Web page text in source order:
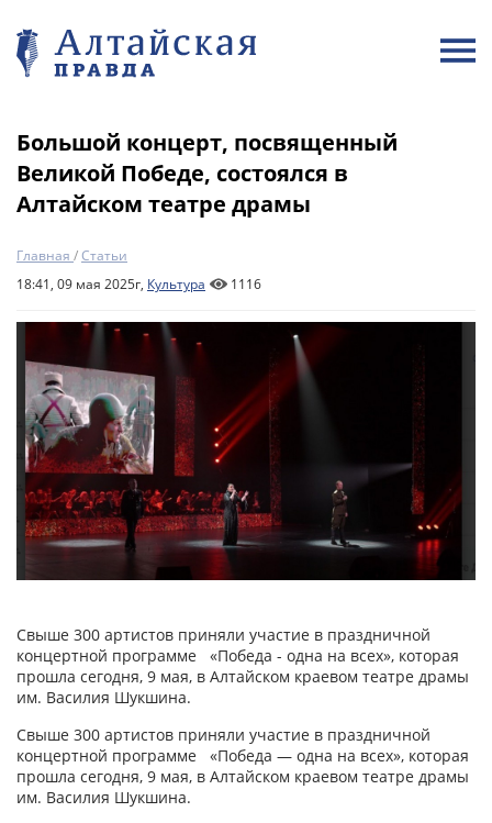
Большой концерт, посвященный
Великой Победе, состоялся в
Алтайском театре драмы
Главная /Статьи
18:41, 09 мая 2025г, Культура 1116
Свыше 300 артистов приняли участие в праздничной
концертной программе «Победа - одна на всех», которая
прошла сегодня, 9 мая, в Алтайском краевом театре драмы
им. Василия Шукшина.
Свыше 300 артистов приняли участие в праздничной
концертной программе «Победа — одна на всех», которая
прошла сегодня, 9 мая, в Алтайском краевом театре драмы
им. Василия Шукшина.